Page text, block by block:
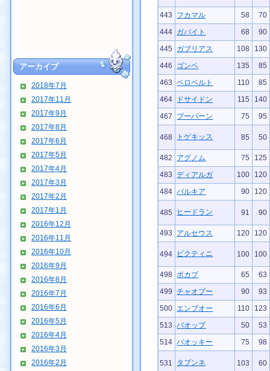
アーカイブ
2018年7月
2017年11月
2017年9月
2017年8月
2017年6月
2017年5月
2017年4月
2017年3月
2017年2月
2017年1月
2016年12月
2016年11月
2016年10月
2016年9月
2016年8月
2016年7月
2016年6月
2016年5月
2016年4月
2016年3月
2016年2月
443 フカマル 58
70
444 ガバイト 68
90
445
ガブリアス 108
130
446
ゴンベ 135
85
463
ベロベルト 110
85
464
ドサイドン 115
140
467
ブーバーン 75 95
468 トゲキッス 85 50
482 アグノム 75
125
483
ディアルガ 100
120
484 パルキア 90 120
485 ヒードラン 91 90
493 アルセウス 120 120
494 ビクティニ 100 100
498 ポカブ 65
63
499
チャオブー 90
93
500 エンブオー 110
123
513
バオップ 50
53
514 バオッキー 75 98
531 タブンネ 103 60